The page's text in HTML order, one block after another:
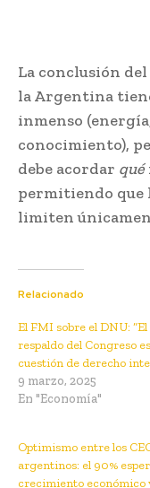
La conclusión
la Argentina
inmenso
conocimiento),
debe acordar qué
permitiendo que
limiten
Relacionado
El FMI sobre el DNU: “El
respaldo del Congreso
cuestión de derecho
9 marzo, 2025
En "Economía"
Optimismo entre los
argentinos: el 90%
crecimiento económico